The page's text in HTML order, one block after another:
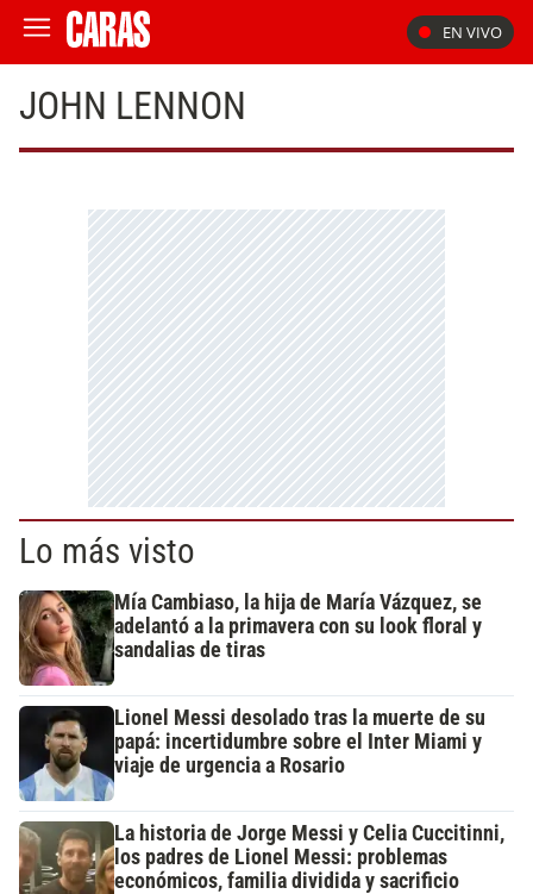
EN VIVO
JOHN LENNON
Lo más visto
Mía Cambiaso, la hija de María Vázquez, se
adelantó a la primavera con su look floral y
sandalias de tiras
Lionel Messi desolado tras la muerte de su
papá: incertidumbre sobre el Inter Miami y
viaje de urgencia a Rosario
La historia de Jorge Messi y Celia Cuccitinni,
los padres de Lionel Messi: problemas
económicos, familia dividida y sacrificio